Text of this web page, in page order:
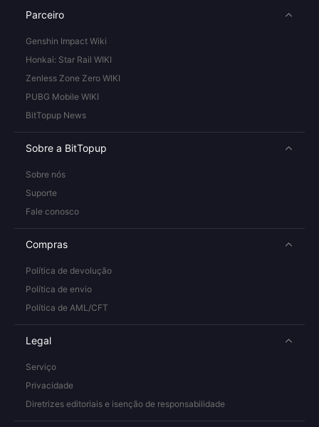
Parceiro
Genshin Impact Wiki
Honkai: Star Rail WIKI
Zenless Zone Zero WIKI
PUBG Mobile WIKI
BitTopup News
Sobre a BitTopup
Sobre nós
Suporte
Fale conosco
Compras
Política de devolução
Política de envio
Política de AML/CFT
Legal
Serviço
Privacidade
Diretrizes editoriais e isenção de responsabilidade